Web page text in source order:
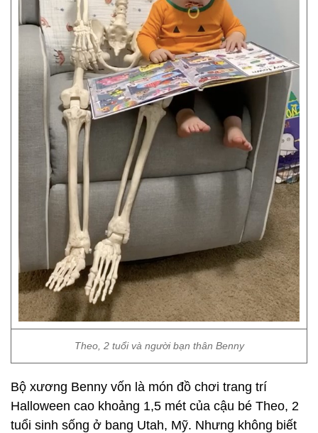
Theo, 2 tuổi và người bạn thân Benny
Bộ xương Benny vốn là món đồ chơi trang trí
Halloween cao khoảng 1,5 mét của cậu bé Theo, 2
tuổi sinh sống ở bang Utah, Mỹ. Nhưng không biết